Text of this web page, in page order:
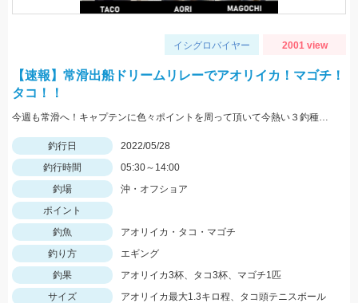
イシグロバイヤー 2001 view
【速報】常滑出船ドリームリレーでアオリイカ！マゴチ！
タコ！！
今週も常滑へ！キャプテンに色々ポイントを周って頂いて今熱い３釣種を釣ることができました！！大興奮！！！
釣行日
2022/05/28
釣行時間
05:30～14:00
釣場
沖・オフショア
ポイント
釣魚
アオリイカ・タコ・マゴチ
釣り方
エギング
釣果
アオリイカ3杯、タコ3杯、マゴチ1匹
サイズ
アオリイカ最大1.3キロ程、タコ頭テニスボール